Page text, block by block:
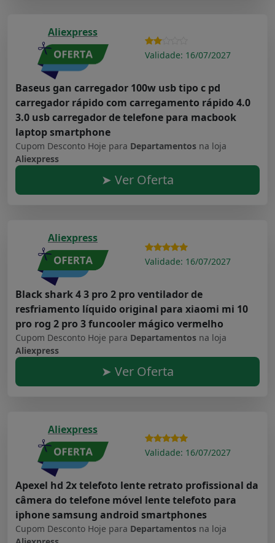
Aliexpress
Validade: 16/07/2027
Baseus gan carregador 100w usb tipo c pd
carregador rápido com carregamento rápido 4.0
3.0 usb carregador de telefone para macbook
laptop smartphone
Cupom Desconto Hoje para Departamentos na loja
Aliexpress
➤ Ver Oferta
Aliexpress
Validade: 16/07/2027
Black shark 4 3 pro 2 pro ventilador de
resfriamento líquido original para xiaomi mi 10
pro rog 2 pro 3 funcooler mágico vermelho
Cupom Desconto Hoje para Departamentos na loja
Aliexpress
➤ Ver Oferta
Aliexpress
Validade: 16/07/2027
Apexel hd 2x telefoto lente retrato profissional da
câmera do telefone móvel lente telefoto para
iphone samsung android smartphones
Cupom Desconto Hoje para Departamentos na loja